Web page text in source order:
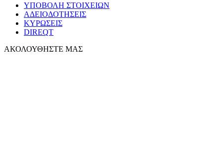
ΥΠΟΒΟΛΗ ΣΤΟΙΧΕΙΩΝ
ΑΔΕΙΟΔΟΤΗΣΕΙΣ
ΚΥΡΩΣΕΙΣ
DIREQT
ΑΚΟΛΟΥΘΗΣΤΕ ΜΑΣ